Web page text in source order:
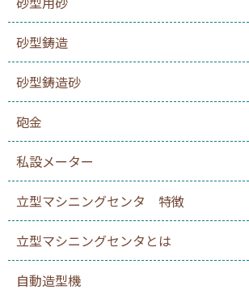
砂型鋳造
砂型鋳造砂
砲金
私設メーター
立型マシニングセンタ 特徴
立型マシニングセンタとは
自動造型機